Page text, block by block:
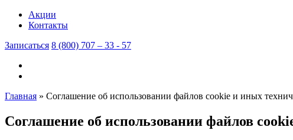
Акции
Контакты
Записаться 8 (800) 707 – 33 - 57
Главная » Соглашение об использовании файлов cookie и иных
Соглашение об использовании файлов